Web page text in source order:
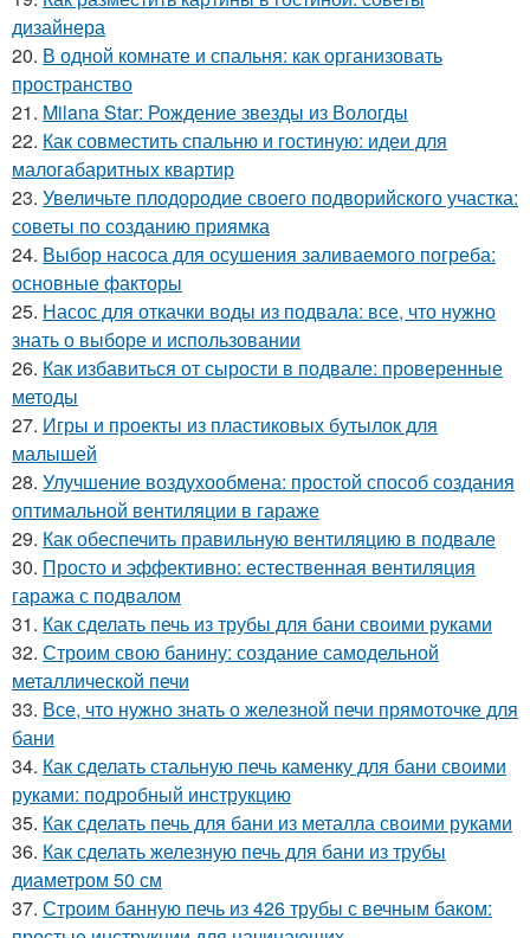
дизайнера
20. В одной комнате и спальня: как организовать
пространство
21. Milana Star: Рождение звезды из Вологды
22. Как совместить спальню и гостиную: идеи для
малогабаритных квартир
23. Увеличьте плодородие своего подворийского участка:
советы по созданию приямка
24. Выбор насоса для осушения заливаемого погреба:
основные факторы
25. Насос для откачки воды из подвала: все, что нужно
знать о выборе и использовании
26. Как избавиться от сырости в подвале: проверенные
методы
27. Игры и проекты из пластиковых бутылок для
малышей
28. Улучшение воздухообмена: простой способ создания
оптимальной вентиляции в гараже
29. Как обеспечить правильную вентиляцию в подвале
30. Просто и эффективно: естественная вентиляция
гаража с подвалом
31. Как сделать печь из трубы для бани своими руками
32. Строим свою банину: создание самодельной
металлической печи
33. Все, что нужно знать о железной печи прямоточке для
бани
34. Как сделать стальную печь каменку для бани своими
руками: подробный инструкцию
35. Как сделать печь для бани из металла своими руками
36. Как сделать железную печь для бани из трубы
диаметром 50 см
37. Строим банную печь из 426 трубы с вечным баком: